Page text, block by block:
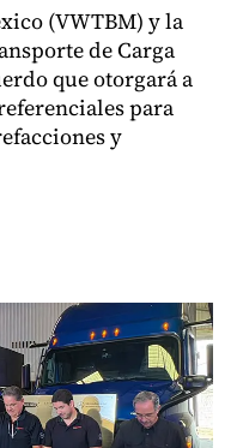
(VWTBM) y la
de Carga
que otorgará a
para
y